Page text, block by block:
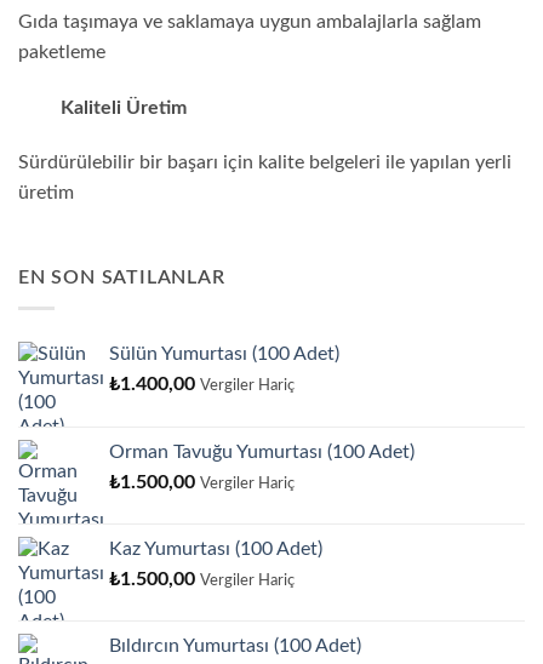
Gıda taşımaya ve saklamaya uygun ambalajlarla sağlam
paketleme
Kaliteli Üretim
Sürdürülebilir bir başarı için kalite belgeleri ile yapılan yerli
üretim
EN SON SATILANLAR
Sülün Yumurtası (100 Adet)
₺1.400,00 Vergiler Hariç
Orman Tavuğu Yumurtası (100 Adet)
₺1.500,00 Vergiler Hariç
Kaz Yumurtası (100 Adet)
₺1.500,00 Vergiler Hariç
Bıldırcın Yumurtası (100 Adet)